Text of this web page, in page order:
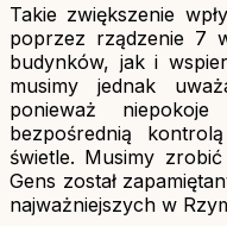
Takie zwiększenie
poprzez rządzenie 7
budynków, jak i
musimy jednak
ponieważ
bezpośrednią
świetle. Musimy
Gens został
najważniejszych w